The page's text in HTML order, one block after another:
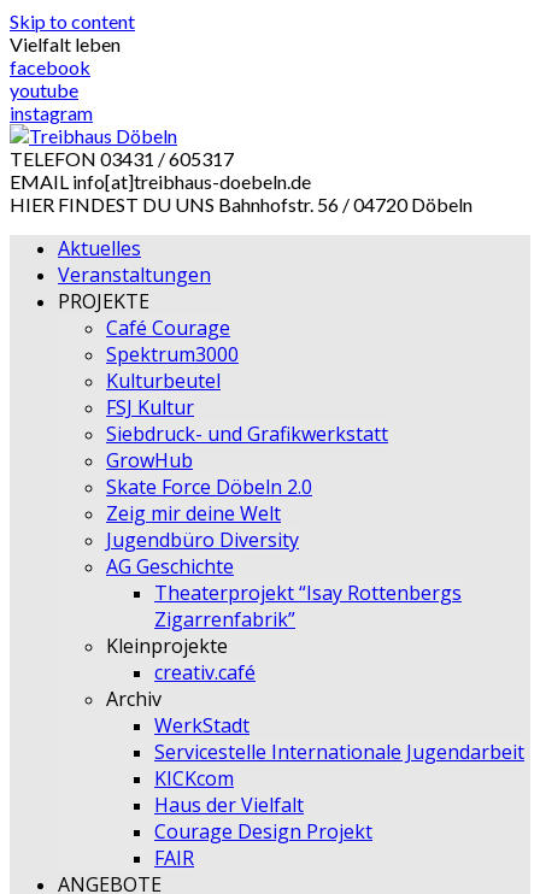
Skip to content
Vielfalt leben
facebook
youtube
instagram
TELEFON 03431 / 605317
EMAIL info[at]treibhaus-doebeln.de
HIER FINDEST DU UNS Bahnhofstr. 56 / 04720 Döbeln
Aktuelles
Veranstaltungen
PROJEKTE
Café Courage
Spektrum3000
Kulturbeutel
FSJ Kultur
Siebdruck- und Grafikwerkstatt
GrowHub
Skate Force Döbeln 2.0
Zeig mir deine Welt
Jugendbüro Diversity
AG Geschichte
Theaterprojekt “Isay Rottenbergs
Zigarrenfabrik”
Kleinprojekte
creativ.café
Archiv
WerkStadt
Servicestelle Internationale Jugendarbeit
KICKcom
Haus der Vielfalt
Courage Design Projekt
FAIR
ANGEBOTE